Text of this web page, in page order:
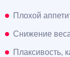
Плохой
Снижение
Плаксивость,